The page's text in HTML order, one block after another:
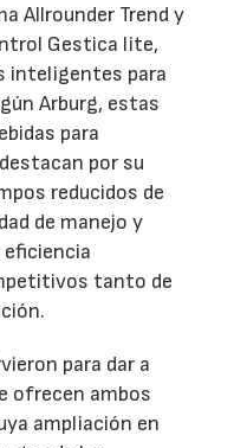
Allrounder Trend y
Gestica lite,
inteligentes para
Arburg, estas
para
por su
reducidos de
de manejo y
tanto de
para dar a
ofrecen ambos
ampliación en